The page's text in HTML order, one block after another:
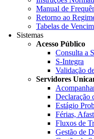
Manual de
Retorno ao
Tabelas de
Sistemas
Acesso Público
Consulta a
S-Integra
Validação
Servidores
Declaração
Estágio
Férias,
Fluxos de
Gestão de